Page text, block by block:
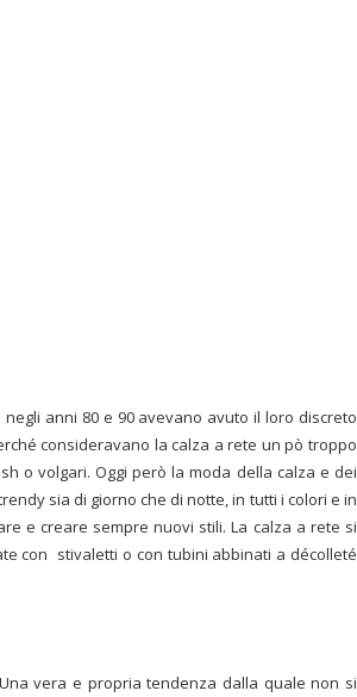
anni 80 e 90 avevano avuto il loro discreto
consideravano la calza a rete un pò troppo
o volgari. Oggi però la moda della calza e dei
sia di giorno che di notte, in tutti i colori e in
e creare sempre nuovi stili. La calza a rete si
con stivaletti o con tubini abbinati a décolleté
Una vera e propria tendenza dalla quale non si